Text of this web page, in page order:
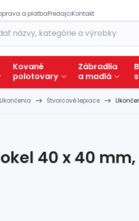
a platbaPredajciKontakt
Kované
polotovary
Zábradlia
a madlá
Ukončenia Štvorcové lepiace
40 x 40